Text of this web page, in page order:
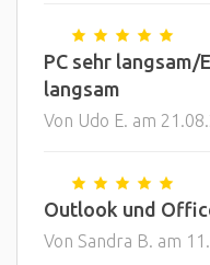
PC sehr langsam/
langsam
Von Udo E. am
Outlook und
Von Sandra B. am